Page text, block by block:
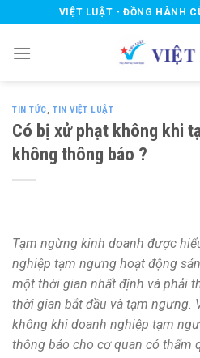
to
content
VIỆT LUẬT - ĐỒNG HÀNH
TIN TỨC,TIN VIỆT LUẬT
Có bị xử phạt không khi
không thông báo ?
Tạm ngừng kinh doanh được
nghiệp tạm ngưng hoạt động
một thời gian nhất định và phải
thời gian bắt đầu và tạm ngưng.
không khi doanh nghiệp tạm
thông báo cho cơ quan có thẩm